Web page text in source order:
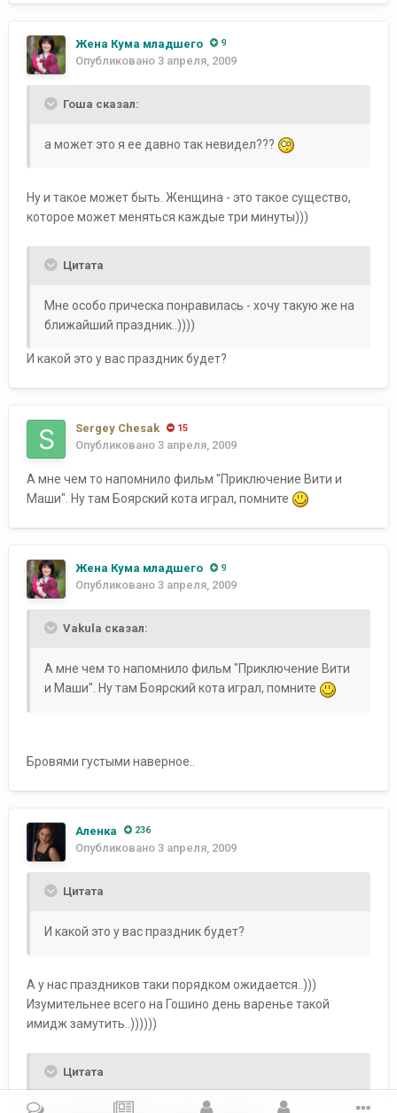
Жена Кума младшего 9
Опубликовано 3 апреля, 2009
Гоша сказал:
а может это я ее давно так невидел???
Ну и такое может быть. Женщина - это такое существо,
которое может меняться каждые три минуты)))
Цитата
Мне особо прическа понравилась - хочу такую же на
ближайший праздник..))))
И какой это у вас праздник будет?
Sergey Chesak 15
Опубликовано 3 апреля, 2009
А мне чем то напомнило фильм "Приключение Вити и
Маши". Ну там Боярский кота играл, помните
Жена Кума младшего 9
Опубликовано 3 апреля, 2009
Vakula сказал:
А мне чем то напомнило фильм "Приключение Вити
и Маши". Ну там Боярский кота играл, помните
Бровями густыми наверное..
Аленка 236
Опубликовано 3 апреля, 2009
Цитата
И какой это у вас праздник будет?
А у нас праздников таки порядком ожидается..)))
Изумительнее всего на Гошино день варенье такой
имидж замутить..))))))
Цитата